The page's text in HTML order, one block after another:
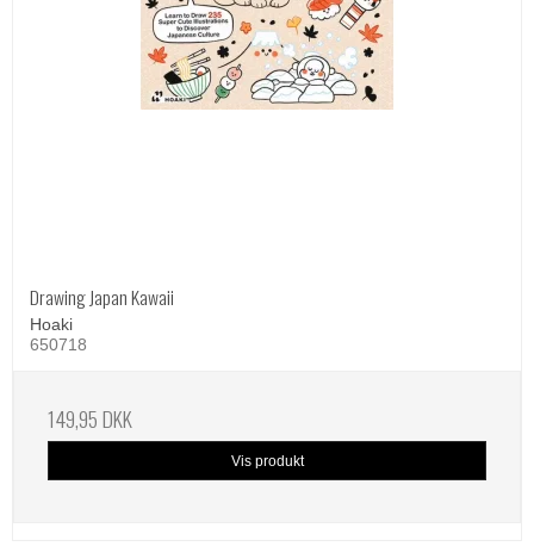
Drawing Japan Kawaii
Hoaki
650718
149,95 DKK
Vis produkt